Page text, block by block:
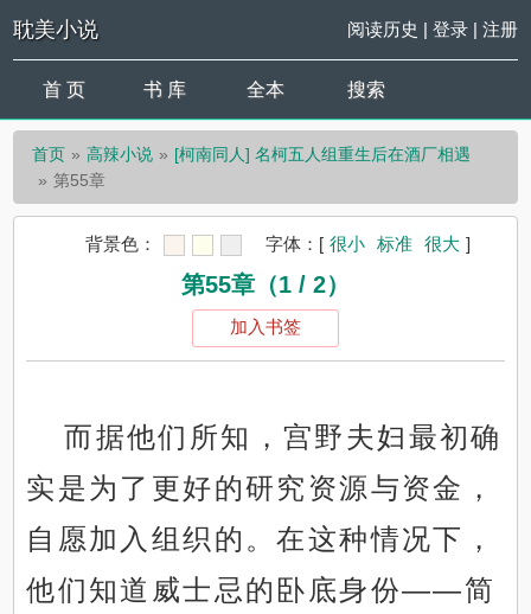
耽美小说 阅读历史 | 登录| 注册
首 页 书 库 全本 搜索
首页 高辣小说
[柯南同人] 名柯五人组重生后在酒厂相遇
第55章
背景色： 字体： [ 很小 标准 很大 ]
第55章（1 / 2）
加入书签
而据他们所知，宫野夫妇最初确
实是为了更好的研究资源与资金，
自愿加入组织的。在这种情况下，
他们知道威士忌的卧底身份——简